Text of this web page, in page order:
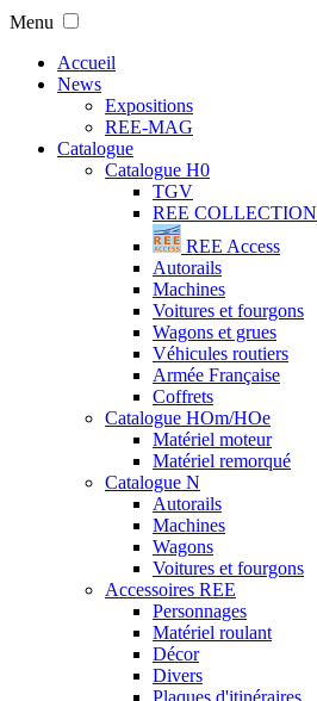
Menu
Accueil
News
Expositions
REE-MAG
Catalogue
Catalogue H0
TGV
REE COLLECTION
REE Access
Autorails
Machines
Voitures et fourgons
Wagons et grues
Véhicules routiers
Armée Française
Coffrets
Catalogue HOm/HOe
Matériel moteur
Matériel remorqué
Catalogue N
Autorails
Machines
Wagons
Voitures et fourgons
Accessoires REE
Personnages
Matériel roulant
Décor
Divers
Plaques d'itinéraires